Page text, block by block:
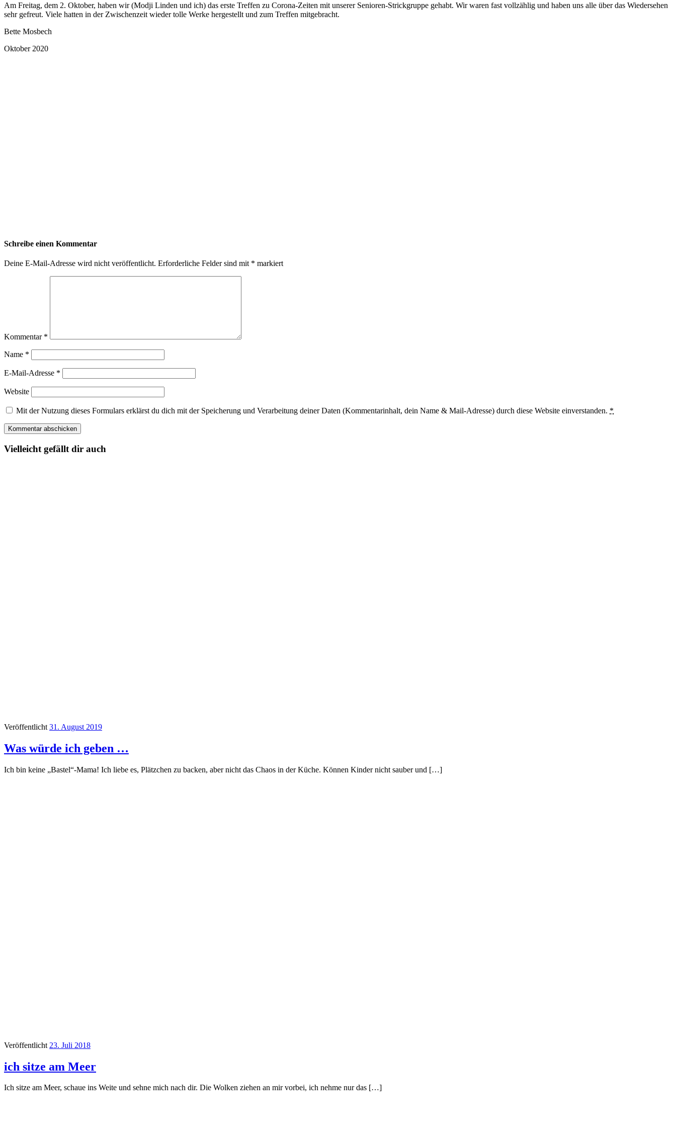
Am Freitag, dem 2. Oktober, haben wir (Modji Linden und ich) das erste Treffen zu Corona-Zeiten mit unserer Senioren-Strickgruppe gehabt. Wir waren fast vollzählig und haben uns alle über das Wiedersehen
sehr gefreut. Viele hatten in der Zwischenzeit wieder tolle Werke hergestellt und zum Treffen mitgebracht.
Bette Mosbech
Oktober 2020
Schreibe einen Kommentar
Deine E-Mail-Adresse wird nicht veröffentlicht. Erforderliche Felder sind mit * markiert
Kommentar *
Name *
E-Mail-Adresse *
Website
Mit der Nutzung dieses Formulars erklärst du dich mit der Speicherung und Verarbeitung deiner Daten (Kommentarinhalt, dein Name & Mail-Adresse) durch diese Website einverstanden. *
Vielleicht gefällt dir auch
Veröffentlicht 31. August 2019
Was würde ich geben …
Ich bin keine „Bastel“-Mama! Ich liebe es, Plätzchen zu backen, aber nicht das Chaos in der Küche. Können Kinder nicht sauber und […]
Veröffentlicht 23. Juli 2018
ich sitze am Meer
Ich sitze am Meer, schaue ins Weite und sehne mich nach dir. Die Wolken ziehen an mir vorbei, ich nehme nur das […]